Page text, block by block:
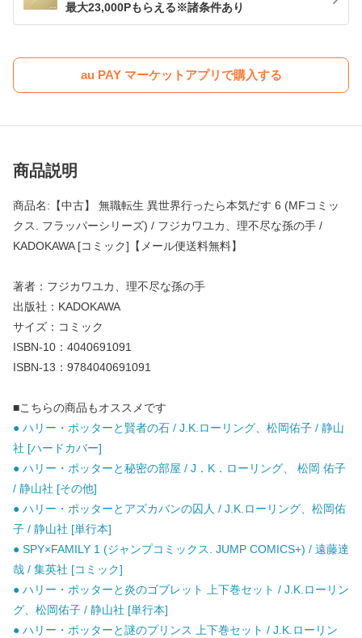
最大23,000Pもらえる※諸条件あり
au PAY マーケットアプリで購入する
商品説明
商品名:【中古】 無職転生 異世界行ったら本気だす 6 (MFコミッ
クス. フラッパーシリーズ) / フジカワユカ、理不尽な孫の手 /
KADOKAWA [コミック]【メール便送料無料】
著者：フジカワユカ、理不尽な孫の手
出版社：KADOKAWA
サイズ：コミック
ISBN-10：4040691091
ISBN-13：9784040691091
■こちらの商品もオススメです
● ハリー・ポッターと賢者の石 / J.K.ローリング、松岡佑子 / 静山
社 [ハードカバー]
● ハリー・ポッターと秘密の部屋 / J．K．ローリング、 松岡 佑子
/ 静山社 [その他]
● ハリー・ポッターとアズカバンの囚人 / J.K.ローリング、松岡佑
子 / 静山社 [単行本]
● SPY×FAMILY 1 (ジャンプコミックス. JUMP COMICS+) / 遠藤達
哉 / 集英社 [コミック]
● ハリー・ポッターと炎のゴブレット 上下巻セット / J.K.ローリン
グ、松岡佑子 / 静山社 [単行本]
● ハリー・ポッターと謎のプリンス 上下巻セット / J.K.ローリン